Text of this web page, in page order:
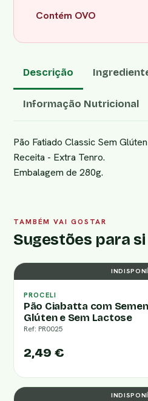
Contém OVO
Descrição
Informação Nutricional
Pão Fatiado Classic Sem
Receita - Extra Tenro.
Embalagem de 280g.
TAMBÉM VAI GOSTAR
Sugestões para si
PROCELI
Pão Ciabatta com
Glúten e Sem Lactose
Ref: PR0025
2,49 €